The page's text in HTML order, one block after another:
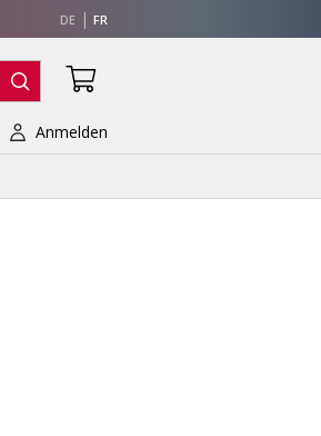
DE FR
Anmelden